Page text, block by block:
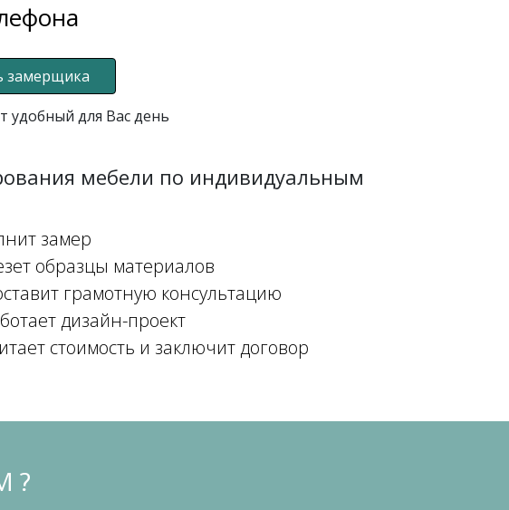
замерщика
удобный для Вас день
мебели по индивидуальным
замер
образцы материалов
грамотную консультацию
дизайн-проект
стоимость и заключит договор
?